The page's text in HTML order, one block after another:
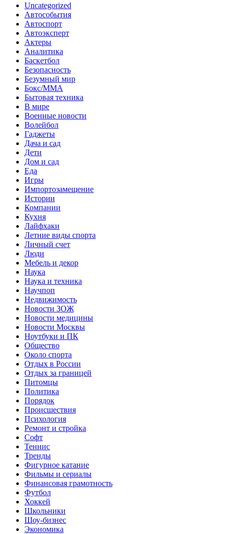
Uncategorized
Автособытия
Автоспорт
Автоэксперт
Актеры
Аналитика
Баскетбол
Безопасность
Безумный мир
Бокс/MMA
Бытовая техника
В мире
Военные новости
Волейбол
Гаджеты
Дача и сад
Дети
Дом и сад
Еда
Игры
Импортозамещение
Истории
Компании
Кухня
Лайфхаки
Летние виды спорта
Личный счет
Люди
Мебель и декор
Наука
Наука и техника
Научпоп
Недвижимость
Новости ЗОЖ
Новости медицины
Новости Москвы
Ноутбуки и ПК
Общество
Около спорта
Отдых в России
Отдых за границей
Питомцы
Политика
Порядок
Происшествия
Психология
Ремонт и стройка
Софт
Теннис
Тренды
Фигурное катание
Фильмы и сериалы
Финансовая грамотность
Футбол
Хоккей
Школьники
Шоу-бизнес
Экономика